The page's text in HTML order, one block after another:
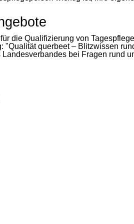
die Qualifizierung von
"Qualität querbeet – Blitzwissen
bei Fragen rund